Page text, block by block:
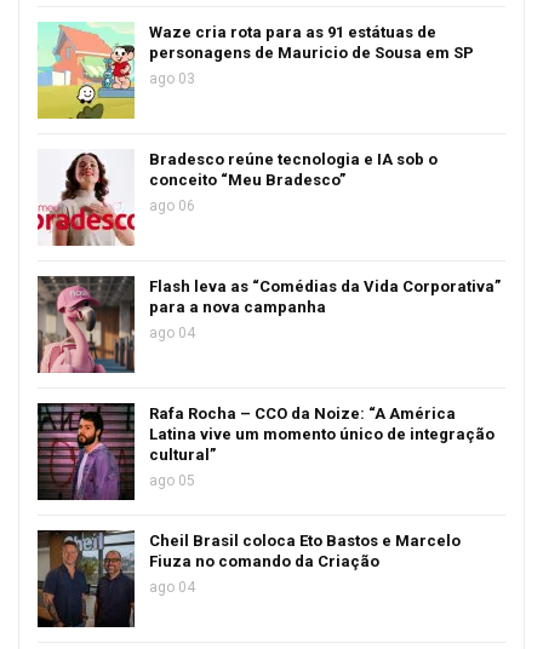
Waze cria rota para as 91 estátuas de
personagens de Mauricio de Sousa em SP
ago 03
Bradesco reúne tecnologia e IA sob o
conceito “Meu Bradesco”
ago 06
Flash leva as “Comédias da Vida Corporativa”
para a nova campanha
ago 04
Rafa Rocha – CCO da Noize: “A América
Latina vive um momento único de integração
cultural”
ago 05
Cheil Brasil coloca Eto Bastos e Marcelo
Fiuza no comando da Criação
ago 04